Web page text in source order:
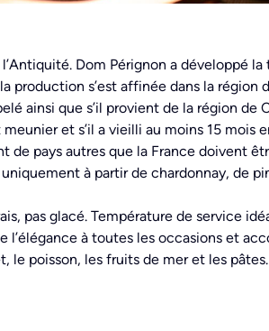
Dom Pérignon a développé
production s’est affinée dans la région
ainsi que s’il provient de la région de
et s’il a vieilli au moins 15 mois
de pays autres que la France doivent
à partir de chardonnay, de
pas glacé. Température de service
l’élégance à toutes les occasions et
le poisson, les fruits de mer et les pâtes.